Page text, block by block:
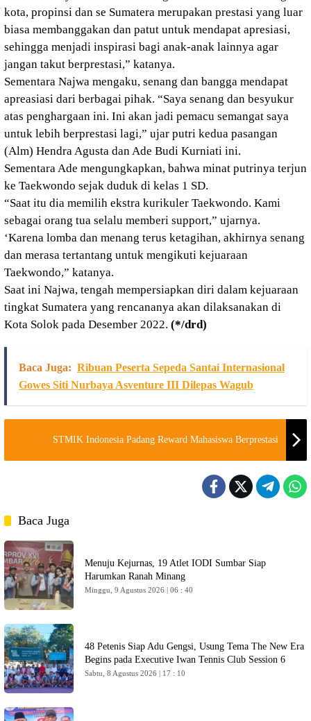
kota, propinsi dan se Sumatera merupakan prestasi yang luar
biasa membanggakan dan patut untuk mendapat apresiasi,
sehingga menjadi inspirasi bagi anak-anak lainnya agar
jangan takut berprestasi,” katanya.
Sementara Najwa mengaku, senang dan bangga mendapat
apreasiasi dari berbagai pihak. “Saya senang dan besyukur
atas penghargaan ini. Ini akan jadi pemacu semangat saya
untuk lebih berprestasi lagi,” ujar putri kedua pasangan
(Alm) Hendra Agusta dan Ade Budi Kurniati ini.
Sementara Ade mengungkapkan, bahwa minat putrinya terjun
ke Taekwondo sejak duduk di kelas 1 SD.
“Saat itu dia memilih ekstra kurikuler Taekwondo. Kami
sebagai orang tua selalu memberi support,” ujarnya.
‘Karena lomba dan menang terus ketagihan, akhirnya senang
dan merasa tertantang untuk mengikuti kejuaraan
Taekwondo,” katanya.
Saat ini Najwa, tengah mempersiapkan diri dalam kejuaraan
tingkat Sumatera yang rencananya akan dilaksanakan di
Kota Solok pada Desember 2022. (*/drd)
Baca Juga: Ribuan Peserta Sepeda Santai Internasional
Gowes Siti Nurbaya Asventure III Dilepas Wagub
STMIK Indonesia Padang Reward Mahasiswa Berprestasi
Baca Juga
Menuju Kejurnas, 19 Atlet IODI Sumbar Siap
Harumkan Ranah Minang
Minggu, 9 Agustus 2026 | 06 : 40
48 Petenis Siap Adu Gengsi, Usung Tema The New Era
Begins pada Executive Iwan Tennis Club Session 6
Sabtu, 8 Agustus 2026 | 17 : 10